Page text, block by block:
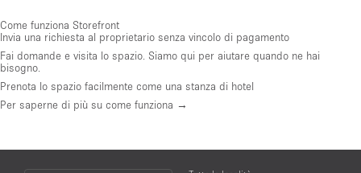
Come funziona Storefront
Invia una richiesta al proprietario senza vincolo di pagamento
Fai domande e visita lo spazio. Siamo qui per aiutare quando ne hai
bisogno.
Prenota lo spazio facilmente come una stanza di hotel
Per saperne di più su come funziona →